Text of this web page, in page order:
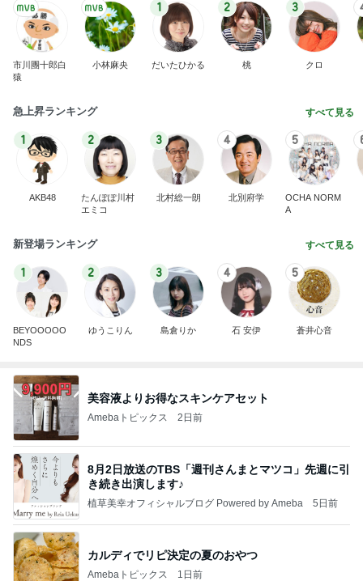
市川團十郎白
猿
小林麻央
1
だいたひかる
2
桃
3
クロ
急上昇ランキング すべて見る
1
AKB48
2
たんぽぽ川村
エミコ
3
北村総一朗
4
北別府学
5
OCHA NORM
A
新登場ランキング すべて見る
1
BEYOOOOO
NDS
2
ゆうこりん
3
島倉りか
4
石 安伊
5
蒼井心音
美容液よりお得なスキンケアセット
Amebaトピックス 2日前
8月2日放送のTBS「週刊さんまとマツコ」先週に引
き続き出演します♪
植草美幸オフィシャルブログ Powered by Ameba 5日前
カルディでリピ決定の夏のおやつ
Amebaトピックス 1日前